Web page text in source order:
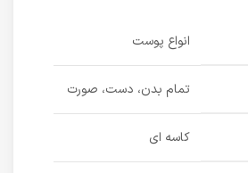
انواع پوست
تمام بدن، دست، صورت
کاسه ای